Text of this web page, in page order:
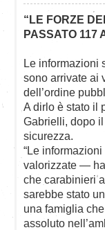
“LE FORZE
PASSATO 117
Le informazioni
sono arrivate ai
dell’ordine
A dirlo è stato il
Gabrielli, dopo
sicurezza.
“Le
valorizzate —
che carabinieri
sarebbe stato
una famiglia
assoluto